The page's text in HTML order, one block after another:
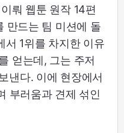
뤄 웹툰 원작 14편
만드는 팀 미션에 돌
서 1위를 차지한 이유
얻는데, 그는 주저
낸다. 이에 현장에서
부러움과 견제 섞인